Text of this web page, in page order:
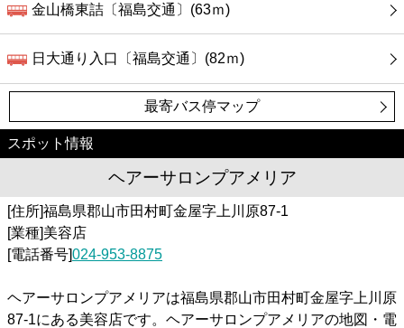
金山橋東詰〔福島交通〕(63ｍ)
日大通り入口〔福島交通〕(82ｍ)
最寄バス停マップ
スポット情報
ヘアーサロンプアメリア
[住所]福島県郡山市田村町金屋字上川原87-1
[業種]美容店
[電話番号]024-953-8875
ヘアーサロンプアメリアは福島県郡山市田村町金屋字上川原
87-1にある美容店です。ヘアーサロンプアメリアの地図・電